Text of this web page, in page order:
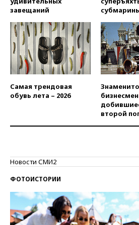
завещаний
Самая трендовая
обувь лета – 2026
второй
Новости СМИ2
ФОТОИСТОРИИ